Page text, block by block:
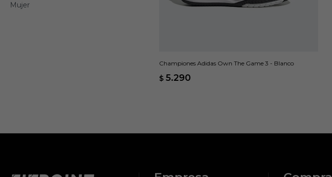
Championes Adidas Own The Game 3 - Blanco
$ 5.290
Mujer